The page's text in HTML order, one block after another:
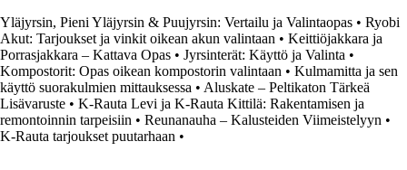
Yläjyrsin, Pieni Yläjyrsin & Puujyrsin: Vertailu ja Valintaopas • Ryobi
Akut: Tarjoukset ja vinkit oikean akun valintaan • Keittiöjakkara ja
Porrasjakkara – Kattava Opas • Jyrsinterät: Käyttö ja Valinta •
Kompostorit: Opas oikean kompostorin valintaan • Kulmamitta ja sen
käyttö suorakulmien mittauksessa • Aluskate – Peltikaton Tärkeä
Lisävaruste • K-Rauta Levi ja K-Rauta Kittilä: Rakentamisen ja
remontoinnin tarpeisiin • Reunanauha – Kalusteiden Viimeistelyyn •
K-Rauta tarjoukset puutarhaan •